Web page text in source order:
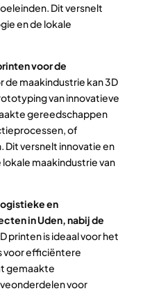
Dit versnelt
en de lokale
voor de
de maakindustrie kan 3D
van innovatieve
gereedschappen
of
versnelt innovatie en
maakindustrie van
en
in Uden, nabij de
printen is ideaal voor het
voor efficiëntere
gemaakte
voor